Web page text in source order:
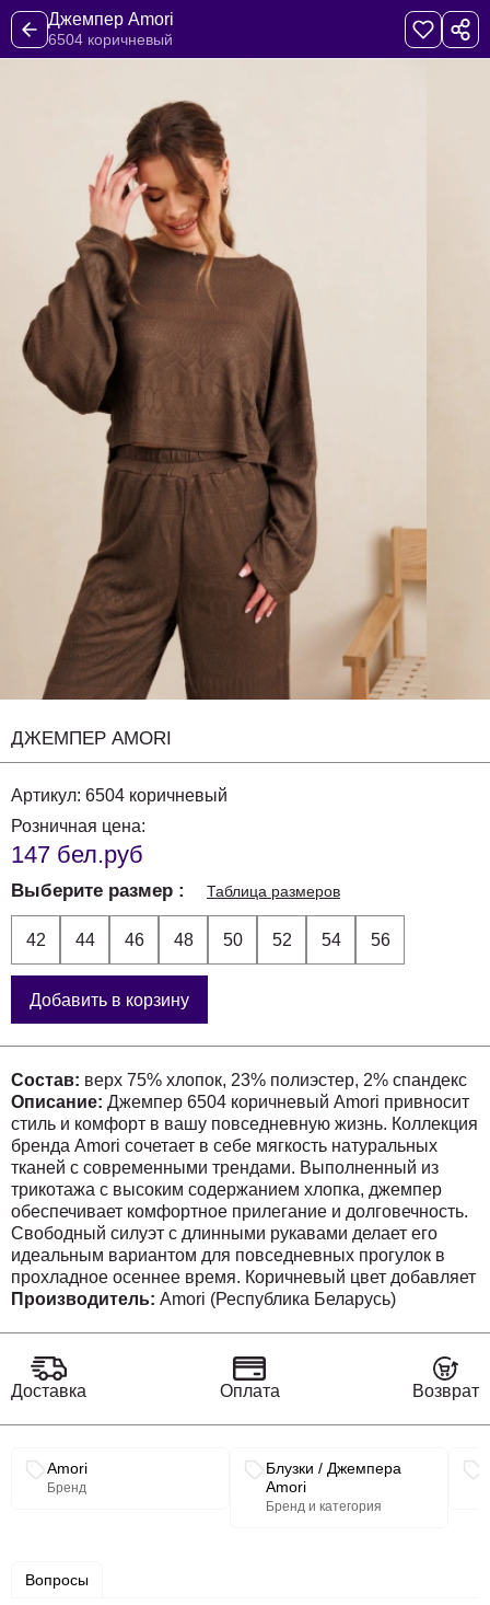
Джемпер Amori
6504 коричневый
ДЖЕМПЕР AMORI
Артикул: 6504 коричневый
Розничная цена:
147 бел.руб
Выберите размер Таблица размеров
42 44 46 48 50 52 54 56
Добавить в корзину
Состав: верх 75% хлопок, 23% полиэстер, 2% спандекс
Описание: Джемпер 6504 коричневый Amori привносит
стиль и комфорт в вашу повседневную жизнь. Коллекция
бренда Amori сочетает в себе мягкость натуральных
тканей с современными трендами. Выполненный из
трикотажа с высоким содержанием хлопка, джемпер
обеспечивает комфортное прилегание и долговечность.
Свободный силуэт с длинными рукавами делает его
идеальным вариантом для повседневных прогулок в
прохладное осеннее время. Коричневый цвет добавляет
теплоты и универсальности, позволяя сочетать его с
см и 77 см соответственно, обеспечивает комфортную и
стильную посадку. Этот джемпер — великолепный
межсезонье.
Производитель: Amori (Республика Беларусь)
Доставка Оплата Возврат
Связанные разделы каталога
Amori
Бренд
Блузки / Джемпера
Amori
Бренд и категория
Вопросы